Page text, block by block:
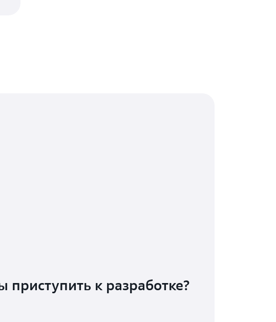
приступить к разработке?